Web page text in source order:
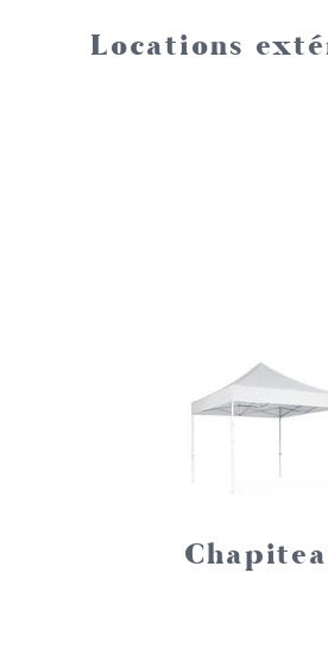
Locations